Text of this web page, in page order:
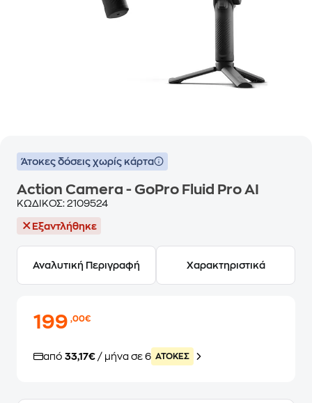
Άτοκες δόσεις χωρίς κάρτα
Action Camera - GoPro Fluid Pro AI
ΚΩΔΙΚΟΣ: 2109524
Εξαντλήθηκε
Αναλυτική Περιγραφή Χαρακτηριστικά
199,00€
από 33,17€ / μήνα σε 6 ATOKEΣ